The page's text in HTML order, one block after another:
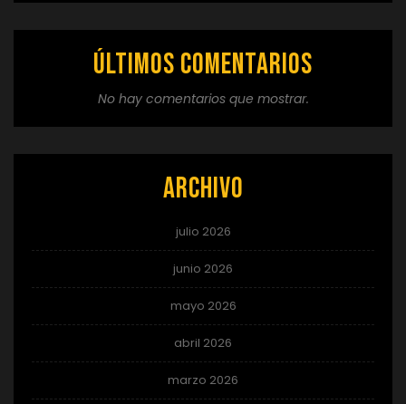
Últimos comentarios
No hay comentarios que mostrar.
Archivo
julio 2026
junio 2026
mayo 2026
abril 2026
marzo 2026